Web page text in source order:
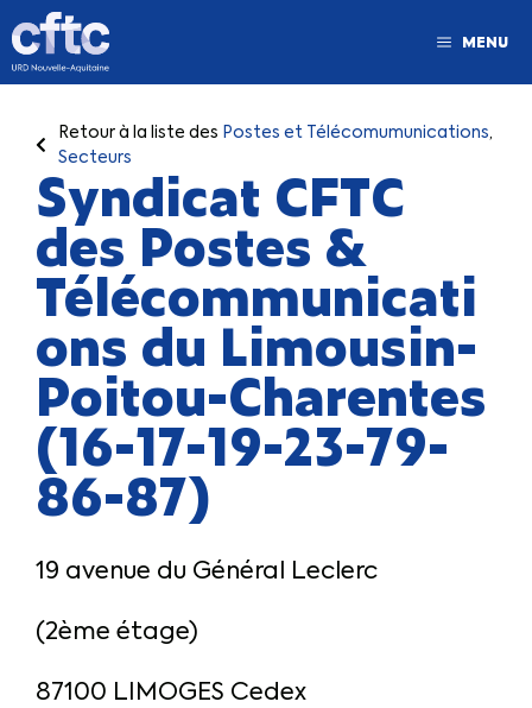
MENU
Retour à la liste des Postes et Télécomumunications,
Secteurs
Syndicat CFTC
des Postes &
Télécommunicati
ons du Limousin-
Poitou-Charentes
(16-17-19-23-79-
86-87)
19 avenue du Général Leclerc
(2ème étage)
87100 LIMOGES Cedex